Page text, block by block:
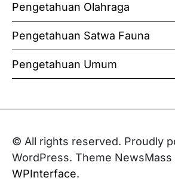
Pengetahuan Olahraga
Pengetahuan Satwa Fauna
Pengetahuan Umum
© All rights reserved. Proudly
WordPress. Theme
WPInterface.